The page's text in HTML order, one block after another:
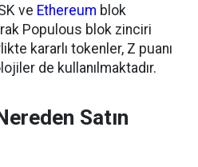
ve Ethereum blok
Populous blok zinciri
kararlı tokenler, Z puanı
de kullanılmaktadır.
Satın